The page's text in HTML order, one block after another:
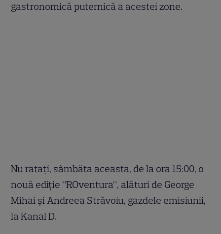
gastronomică puternică a acestei zone.
Nu ratați, sâmbăta aceasta, de la ora 15:00, o
nouă ediție ”ROventura”, alături de George
Mihai și Andreea Străvoiu, gazdele emisiunii,
la Kanal D.